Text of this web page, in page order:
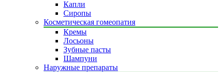
Капли
Сиропы
Косметическая гомеопатия
Кремы
Лосьоны
Зубные пасты
Шампуни
Наружные препараты